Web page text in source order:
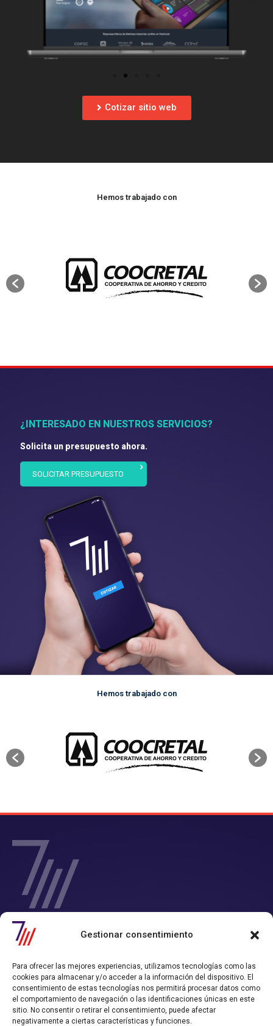
Gestionar consentimiento
Para ofrecer las mejores experiencias, utilizamos tecnologías como las
cookies para almacenar y/o acceder a la información del dispositivo. El
consentimiento de estas tecnologías nos permitirá procesar datos como
el comportamiento de navegación o las identificaciones únicas en este
sitio. No consentir o retirar el consentimiento, puede afectar
negativamente a ciertas características y funciones.
Cotizar sitio web
Hemos trabajado con
¿INTERESADO EN NUESTROS SERVICIOS?
Solicita un presupuesto ahora.
SOLICITAR PRESUPUESTO
Hemos trabajado con
SIETE Y MEDIA - Agencia de Marketing Digital en
Chile
el que consigues tiempo y rentabilidad.
Nos convertimos en tu departamento de Marketing Online, y
trabajamos alineados con los objetivos de ventas que hayas definido.
Política de Privacidad Política de Cookies